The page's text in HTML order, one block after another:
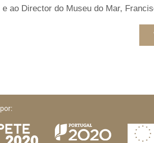
e ao Director do Museu do Mar,